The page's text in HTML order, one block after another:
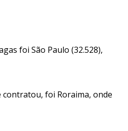
foi São Paulo (32.528),
contratou, foi Roraima, onde